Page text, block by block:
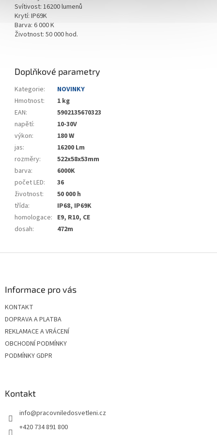
Svítivost: 16200 lumenů
Krytí: IP69K
Barva: 6 000 K
Životnost: 50 000 hod.
Doplňkové parametry
Kategorie:
NOVINKY
Hmotnost:
1 kg
EAN:
5902135670323
napětí:
10-30V
výkon:
180 W
jas:
16200 Lm
rozměry:
522x58x53mm
barva:
6000K
počet LED:
36
životnost:
50 000 h
třída:
IP68, IP69K
homologace: E9, R10, CE
dosah: 472m
Informace pro vás
KONTAKT
DOPRAVA A PLATBA
REKLAMACE A VRÁCENÍ
OBCHODNÍ PODMÍNKY
PODMÍNKY GDPR
Kontakt
info@pracovniledosvetleni.cz
+420 734 891 800